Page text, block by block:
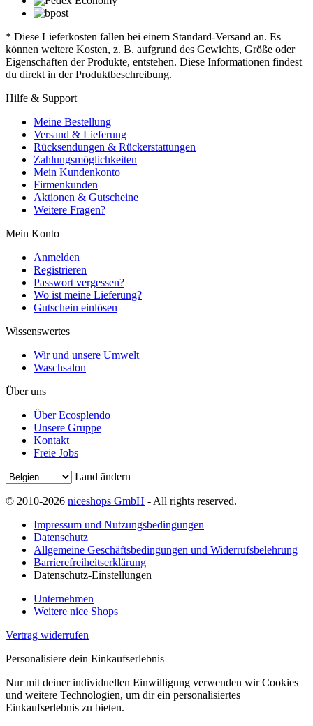
* Diese Lieferkosten fallen bei einem Standard-Versand an. Es
können weitere Kosten, z. B. aufgrund des Gewichts, Größe oder
Eigenschaften der Produkte, entstehen. Diese Informationen findest
du direkt in der Produktbeschreibung.
Hilfe & Support
Meine Bestellung
Versand & Lieferung
Rücksendungen & Rückerstattungen
Zahlungsmöglichkeiten
Mein Kundenkonto
Firmenkunden
Aktionen & Gutscheine
Weitere Fragen?
Mein Konto
Anmelden
Registrieren
Passwort vergessen?
Wo ist meine Lieferung?
Gutschein einlösen
Wissenswertes
Wir und unsere Umwelt
Waschsalon
Über uns
Über Ecosplendo
Unsere Gruppe
Kontakt
Freie Jobs
Land ändern
© 2010-2026 niceshops GmbH - All rights reserved.
Impressum und Nutzungsbedingungen
Datenschutz
Allgemeine Geschäftsbedingungen und Widerrufsbelehrung
Barrierefreiheitserklärung
Datenschutz-Einstellungen
Unternehmen
Weitere nice Shops
Vertrag widerrufen
Personalisiere dein Einkaufserlebnis
Nur mit deiner individuellen Einwilligung verwenden wir Cookies
und weitere Technologien, um dir ein personalisiertes
Einkaufserlebnis zu bieten.